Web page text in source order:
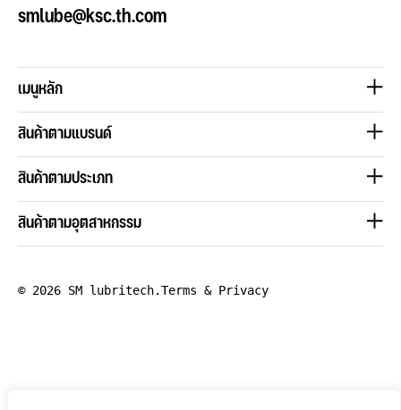
smlube@ksc.th.com
เมนูหลัก
สินค้าตามแบรนด์
สินค้าตามประเภท
สินค้าตามอุตสาหกรรม
© 2026 SM lubritech.Terms & Privacy